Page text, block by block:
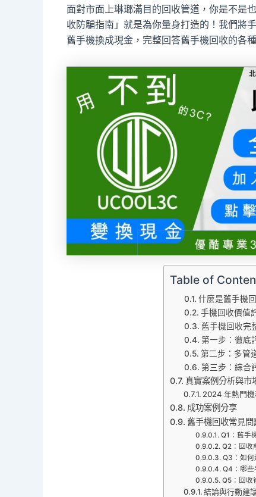
面對市面上琳瑯滿目的回收管道，你是不是
收防騙指南」就是為你量身打造的！我們將
舊手機換成現金，完整回答舊手機回收的各
Table of
什麼是舊手機
手機回收價值
舊手機回收完
第一步：徹底
第二步：多管
第三步：綜合
真實案例分析與市
2024 年熱門
成功案例分享
舊手機回收常見問
Q1：舊手
Q2：回收
Q3：如何
Q4：哪些
Q5：回收
結論與行動建